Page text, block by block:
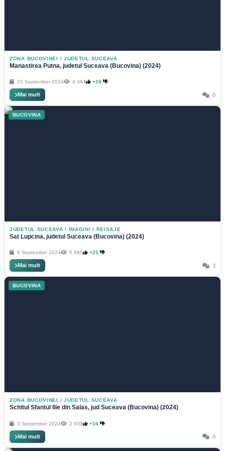
ZONA BUCOVINEI / JUDETUL SUCEAVA
Manastirea Putna, judetul Suceava (Bucovina) (2024)
21 September 2024 4 494 +18
Mai mult 0
BUCOVINA
JUDETUL SUCEAVA / IMAGINI / PEISAJE
Sat Lupcina, judetul Suceava (Bucovina) (2024)
8 September 2024 5 895 +31
Mai mult 3
BUCOVINA
ZONA BUCOVINEI / JUDETUL SUCEAVA
Schitul Sfantul Ilie din Salas, jud Suceava (Bucovina) (2024)
3 September 2024 2 939 +16
Mai mult 0